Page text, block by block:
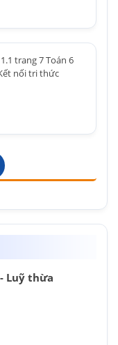
trang 7 Toán 6
nối tri thức
Luỹ thừa